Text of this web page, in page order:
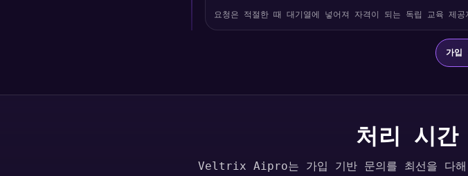
요청은 적절한 때 대기열에 넣어져 자격이 되는 독립 교육 제공
가입
처리 시간
Veltrix Aipro는 가입 기반 문의를 최선을 다해